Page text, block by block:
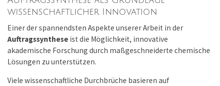
wissenschaftlicher Innovation
Einer der spannendsten Aspekte unserer Arbeit in der
Auftragssynthese ist die Möglichkeit, innovative
akademische Forschung durch maßgeschneiderte chemische
Lösungen zu unterstützen.
Viele wissenschaftliche Durchbrüche basieren auf